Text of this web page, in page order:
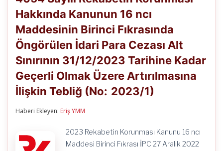
Korunması
Hakkında
16
ncı
Maddesinin
Birinci
Fıkrasında
Öngörülen
İdari
Para
Tarihine
Kadar
Hakkında Kanunun 16 ncı
Maddesinin Birinci Fıkrasında
Öngörülen İdari Para Cezası Alt
Sınırının 31/12/2023 Tarihine Kadar
Geçerli Olmak Üzere Artırılmasına
İlişkin Tebliğ (No: 2023/1)
Haberi Ekleyen: Eriş YMM
2023 Rekabetin Korunması Kanunu 16 ncı
Maddesi Birinci Fıkrası İPC 27 Aralık 2022